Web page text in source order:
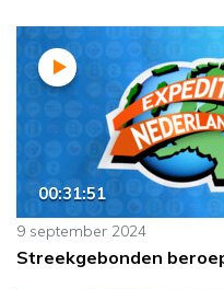
00:31:51
9 september 2024
Streekgebonden